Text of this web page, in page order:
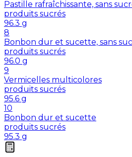
Pastille rafraîchissante, sans
produits sucrés
96.3 g
8
Bonbon dur et sucette, sans
produits sucrés
96.0 g
9
Vermicelles multicolores
produits sucrés
95.6 g
10
Bonbon dur et sucette
produits sucrés
95.3 g